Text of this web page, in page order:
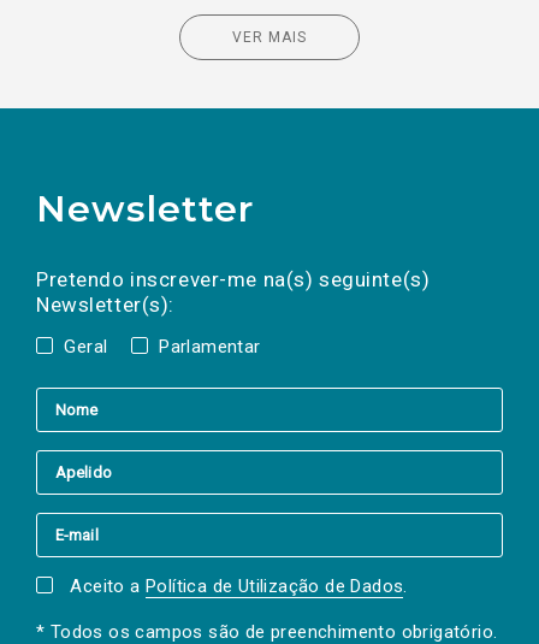
VER MAIS
Newsletter
Pretendo inscrever-me na(s) seguinte(s)
Newsletter(s):
Geral Parlamentar
a(s) newsletter(s).
mail
Aceito a Política de Utilização de Dados.
* Todos os campos são de preenchimento obrigatório.